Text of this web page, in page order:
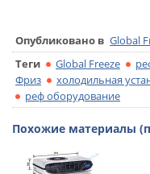
Опубликовано в Global
Теги
Global Freeze
Фриз
холодильная
реф оборудование
Похожие материалы